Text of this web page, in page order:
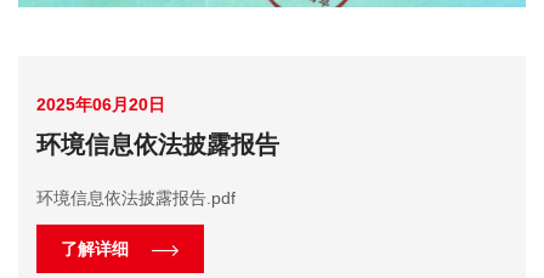
2025年06月20日
环境信息依法披露报告
环境信息依法披露报告.pdf
了解详细